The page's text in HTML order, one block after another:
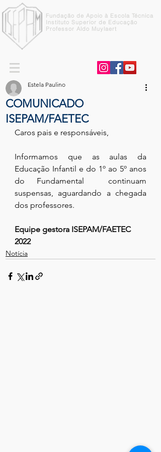
Fundação de Apoio à Escola Técnica
Instituto Superior de Educação
Professor Aldo Muylaert
COMUNICADO
ISEPAM/FAETEC
Estela Paulino
Caros pais e responsáveis,
Informamos que as aulas da
Educação Infantil e do 1º ao 5º anos
do Fundamental  continuam
suspensas, aguardando a chegada
dos professores.
Equipe gestora ISEPAM/FAETEC
2022
Notícia